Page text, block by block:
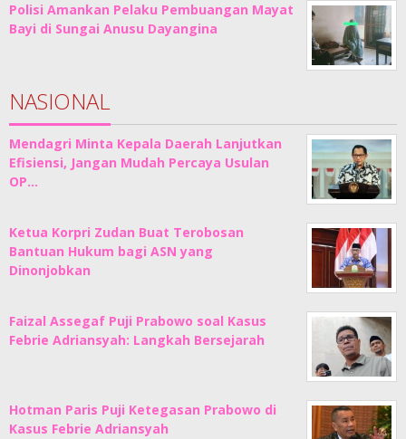
Polisi Amankan Pelaku Pembuangan Mayat
Bayi di Sungai Anusu Dayangina
NASIONAL
Mendagri Minta Kepala Daerah Lanjutkan
Efisiensi, Jangan Mudah Percaya Usulan
OP…
Ketua Korpri Zudan Buat Terobosan
Bantuan Hukum bagi ASN yang
Dinonjobkan
Faizal Assegaf Puji Prabowo soal Kasus
Febrie Adriansyah: Langkah Bersejarah
Hotman Paris Puji Ketegasan Prabowo di
Kasus Febrie Adriansyah